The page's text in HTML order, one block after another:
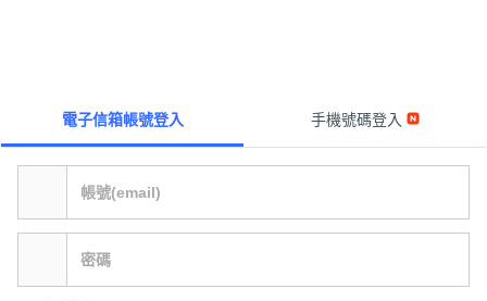
電子信箱帳號登入 手機號碼登入